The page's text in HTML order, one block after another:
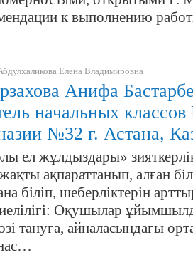
к выполнению
Елена Владимировна
Анифа
начальных
№32 г. Астана,
ел жұлдыздары»
ақпараттанып, алған
біліп, шеберліктерін
Оқушылар
тануға, айналасындағы